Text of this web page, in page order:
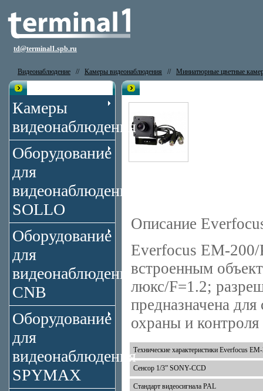
td@terminal1.spb.ru
Видеонаблюдение // Камеры видеонаблюдения // Миниатюрные цветные
Камеры
видеонаблюдения
Оборудование
для
видеонаблюдения
SOLLO
Оборудование
для
видеонаблюдения
CNB
Оборудование
для
видеонаблюдения
SPYMAX
Описание
Everfocus EM-200/
встроенным
люкс/F=1.2;
предназначена
охраны и контроля
Технические характеристики Everfocus
Сенсор 1/3” SONY-CCD
Стандарт видеосигнала PAL